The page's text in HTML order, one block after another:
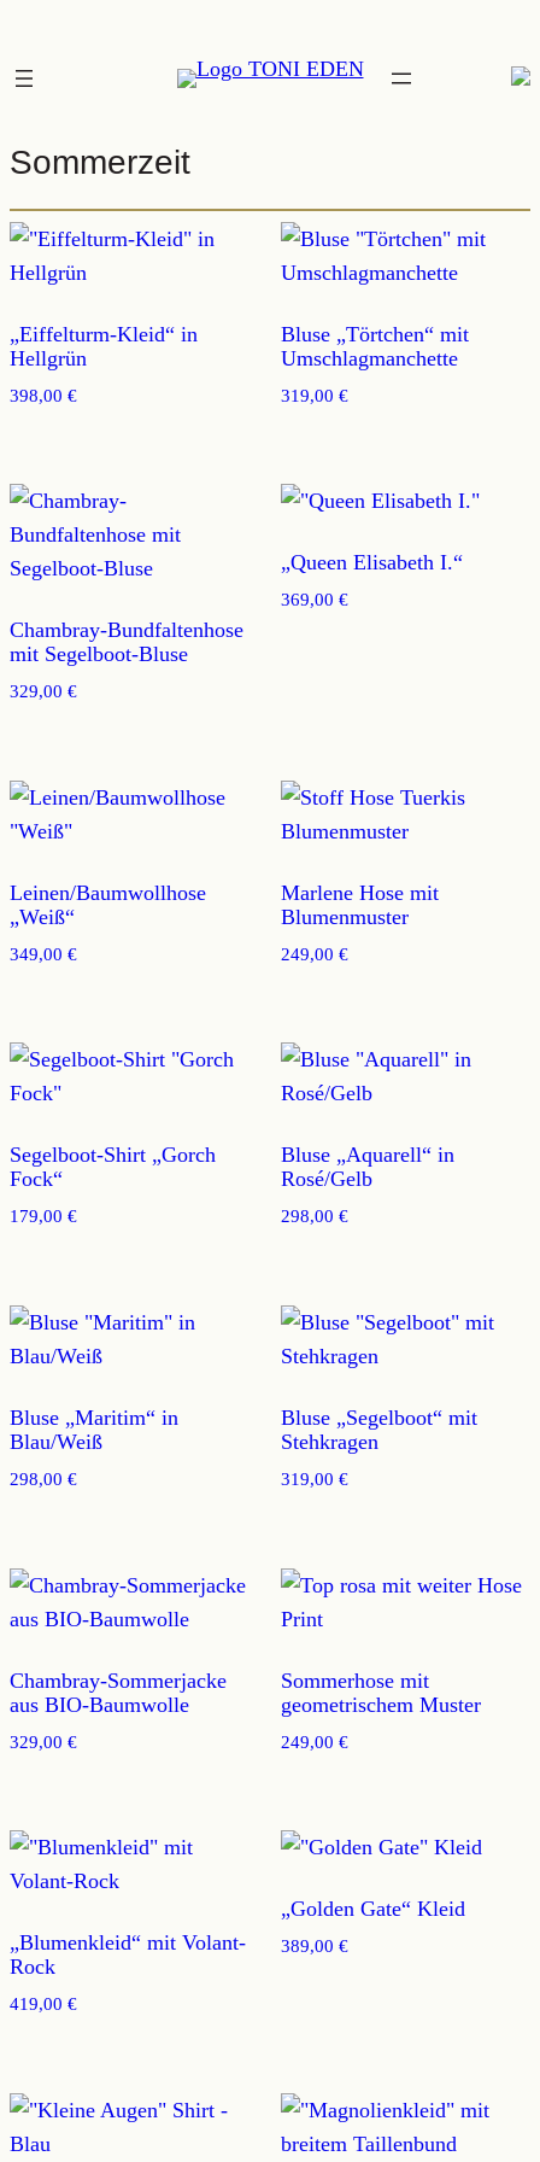
springen
Sommerzeit
„Eiffelturm-Kleid“ in
Hellgrün
398,00 €
Bluse „Törtchen“ mit
Umschlagmanchette
319,00 €
Chambray-Bundfaltenhose
mit Segelboot-Bluse
329,00 €
„Queen Elisabeth I.“
369,00 €
Leinen/Baumwollhose
„Weiß“
349,00 €
Marlene Hose mit
Blumenmuster
249,00 €
Segelboot-Shirt „Gorch
Fock“
179,00 €
Bluse „Aquarell“ in
Rosé/Gelb
298,00 €
Bluse „Maritim“ in
Blau/Weiß
298,00 €
Bluse „Segelboot“ mit
Stehkragen
319,00 €
Chambray-Sommerjacke
aus BIO-Baumwolle
329,00 €
Sommerhose mit
geometrischem Muster
249,00 €
„Blumenkleid“ mit Volant-
Rock
419,00 €
„Golden Gate“ Kleid
389,00 €